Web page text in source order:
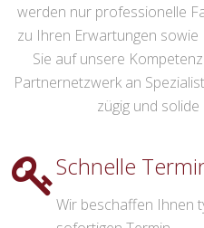
werden nur professionelle
zu Ihren Erwartungen
Sie auf unsere
Partnernetzwerk an
zügig und
Schnelle
Wir beschaffen Ihnen